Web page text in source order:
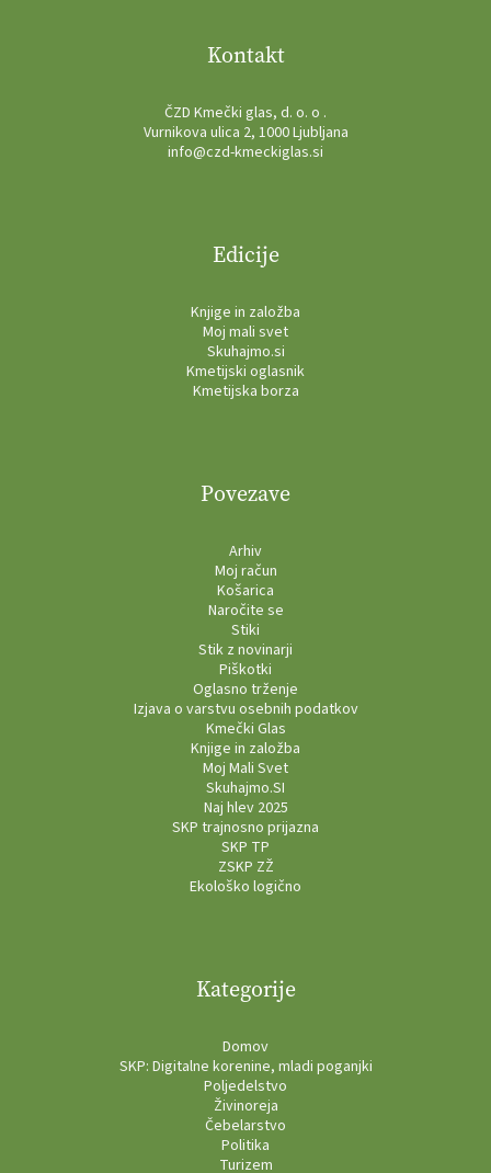
Kontakt
ČZD Kmečki glas, d. o. o .
Vurnikova ulica 2, 1000 Ljubljana
info@czd-kmeckiglas.si
Edicije
Knjige in založba
Moj mali svet
Skuhajmo.si
Kmetijski oglasnik
Kmetijska borza
Povezave
Arhiv
Moj račun
Košarica
Naročite se
Stiki
Stik z novinarji
Piškotki
Oglasno trženje
Izjava o varstvu osebnih podatkov
Kmečki Glas
Knjige in založba
Moj Mali Svet
Skuhajmo.SI
Naj hlev 2025
SKP trajnosno prijazna
SKP TP
ZSKP ZŽ
Ekološko logično
Kategorije
Domov
SKP: Digitalne korenine, mladi poganjki
Poljedelstvo
Živinoreja
Čebelarstvo
Politika
Turizem